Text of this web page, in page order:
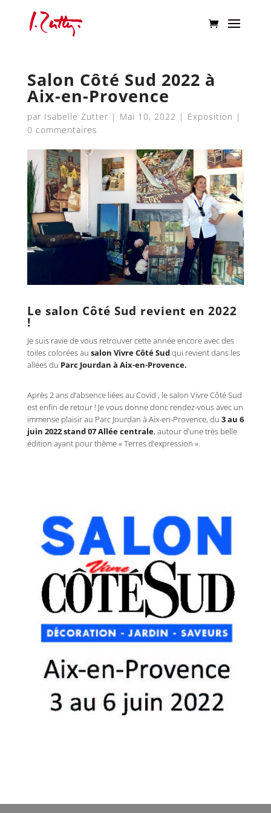
Salon Côté Sud 2022 à
Aix-en-Provence
par Isabelle Zutter | Mai 10, 2022 | Exposition |
0 commentaires
Le salon Côté Sud revient en 2022
!
Je suis ravie de vous retrouver cette année encore avec des
toiles colorées au salon Vivre Côté Sudqui revient dans les
allées du Parc Jourdan à Aix-en-Provence.
Après 2 ans d’absence liées au Covid , lesalon Vivre Côté Sud
est enfin de retour ! Jevous donne donc rendez-vous avec un
immense plaisir au Parc Jourdan à Aix-en-Provence, du 3 au 6
juin 2022stand 07 Allée centrale, autour d’une très belle
édition ayant pour thème « Terres d’expression ».